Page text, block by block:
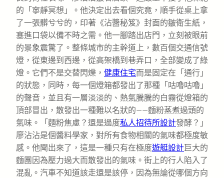
的「寧靜冥想」。他決定出去看個究竟，順手從桌上拿
了一張髒兮兮的，印著《沾醬秘笈》封面的皺衛生紙，
塞進口袋以備不時之需。他一腳踏出店門，立刻被眼前
的景象震驚了。整條城市的主幹道上，數百個交通信號
燈，從東邊到西邊，從高架橋到巷弄口，全部變成了綠
燈。它們不是交替閃爍， 健康住宅而是固定在「通行」
的狀態，同時，每一個燈箱都發出了那種「咕嚕咕嚕」
的聲音，並且有一層淡淡的、熱氣騰騰的白霧從燈箱的
頂部冒出，散發出一種難以名狀的——麵粉蒸煮過頭的
氣味。「麵粉焦慮？還是過度私人招待所設計發酵？」
廖沾沾是個醬料學家，對所有食物相關的氣味都極度敏
感。他聞出來了，這是一種只有在極度遊艇設計巨大的
麵團因為壓力過大而散發出的氣味。街上的行人陷入了
混亂。汽車不知道該走還是該停，因為無論從哪個方向